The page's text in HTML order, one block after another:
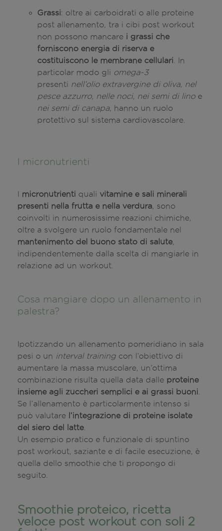
Grassi: oltre ai carboidrati o alle proteine
post allenamento, tra i cibi post workout
non possono mancare i grassi che
forniscono energia di riserva e
costituiscono le membrane cellulari . In
particolar modo gli omega-3
presenti nell’olio extravergine di oliva, nel
pesce azzurro, nelle noci, nei semi di linoe
nei semi di canapa , hanno un ruolo
protettivo sul sistema cardiovascolare.
I micronutrienti
I micronutrienti quali vitamine e sali minerali
presenti nella frutta e nella verdura, sono
coinvolti in numerosissime reazioni chimiche,
oltre a svolgere un ruolo fondamentale nel
mantenimento del buono stato di salute,
indipendentemente dalla scelta di mangiarle in
relazione ad un workout.
Cosa mangiare dopo un allenamento in
palestra?
Ipotizzando un allenamento pomeridiano in sala
pesi o un interval training con l’obiettivo di
aumentare la massa muscolare, un’ottima
combinazione risulta quella data dalle proteine
insieme agli zuccheri semplici e ai grassi buoni
Se l’allenamento è particolarmente intenso si
può valutare l’integrazione di proteine isolate
del siero del latte
Un esempio pratico e funzionale di spuntino
post workout, saziante e di facile esecuzione, è
quella dello smoothie che ti propongo di
seguito.
Smoothie proteico, ricetta
veloce post workout con soli 2